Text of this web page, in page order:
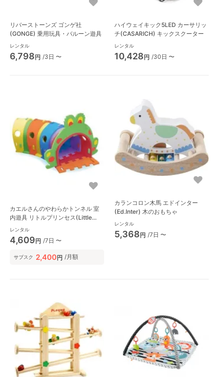
リバーストーンズ ゴンゲ社
(GONGE) 乗用玩具・バルーン遊具
レンタル
6,798円 /3日 〜
ハイウェイキック5LED カーサリッ
チ(CASARICH) キックスクーター
レンタル
10,428円 /30日 〜
カエルさんのやわらかトンネル 室
内遊具 リトルプリンセス(Little
Princess)
レンタル
4,609円 /7日 〜
サブスク 2,400円 /月額
カランコロン木馬 エドインター
(Ed.Inter) 木のおもちゃ
レンタル
5,368円 /7日 〜